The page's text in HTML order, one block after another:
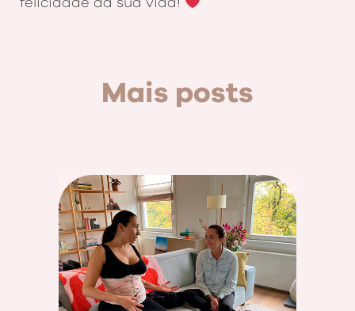
felicidade da sua vida!
Mais posts